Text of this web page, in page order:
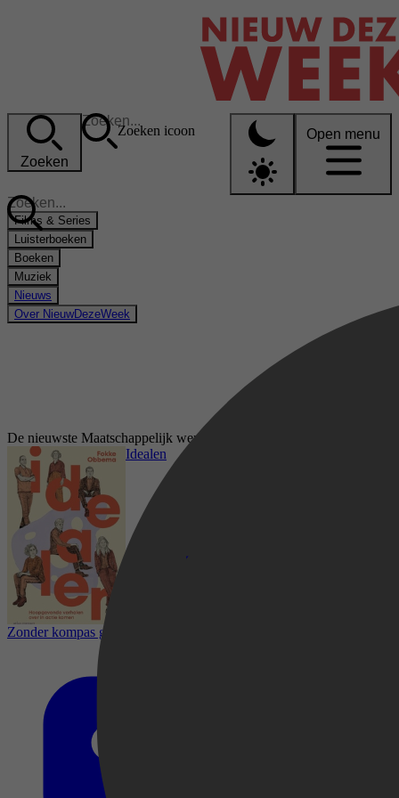
Zoeken
Zoeken icoon Open menu
Films & Series
Luisterboeken
Boeken
Muziek
Nieuws
Over NieuwDezeWeek
De nieuwste Maatschappelijk werk boeken op Kobo
Idealen
Zonder kompas geen koers